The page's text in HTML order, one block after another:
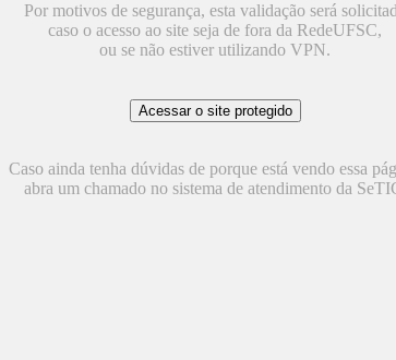
Por motivos de segurança, esta validação será
caso o acesso ao site seja de fora da RedeUFSC,
ou se não estiver utilizando VPN.
Caso ainda tenha dúvidas de porque está vendo essa
abra um chamado no sistema de atendimento da